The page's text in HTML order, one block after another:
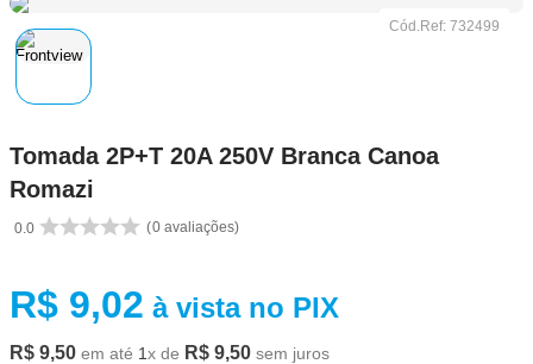
Cód.Ref: 732499
Tomada 2P+T 20A 250V Branca Canoa
Romazi
0.0 0 avaliações
R$ 9,02 à vista no PIX
R$ 9,50 em até 1x de R$ 9,50 sem juros
5º revestimento
8º porta
9º chuveiro
1